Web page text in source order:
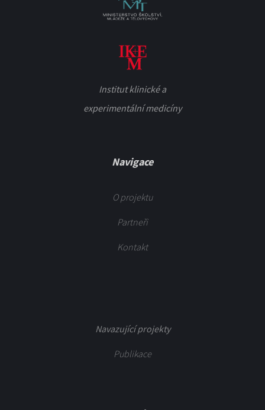
Institut klinické a
experimentální medicíny
Navigace
O projektu
Partneři
Kontakt
Navazující projekty
Publikace